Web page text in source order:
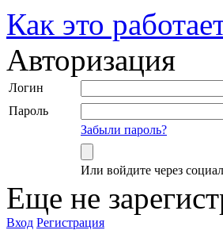
Как это
Авторизация
Логин
Пароль
Забыли пароль?
Или войдите через
Еще не
Вход Регистрация